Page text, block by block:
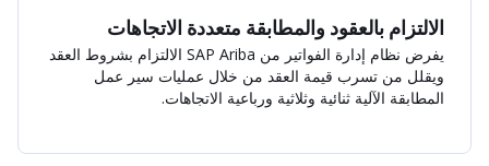
الالتزام بالعقود والمطابقة متعددة الاتجاهات
يفرض نظام إدارة الفواتير من SAP Ariba الالتزام بشروط العقد
ويقلل من تسرب قيمة العقد من خلال عمليات سير عمل
المطابقة الآلية ثنائية وثلاثية ورباعية الاتجاهات.